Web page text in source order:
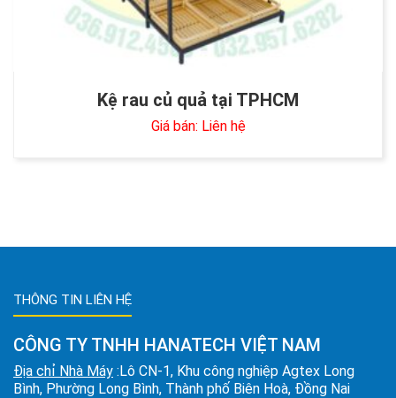
Kệ rau củ quả tại TPHCM
Giá bán: Liên hệ
THÔNG TIN LIÊN HỆ
CÔNG TY TNHH HANATECH VIỆT NAM
Địa chỉ Nhà Máy :Lô CN-1, Khu công nghiệp Agtex Long
Bình, Phường Long Bình, Thành phố Biên Hoà, Đồng Nai